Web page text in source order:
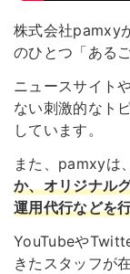
株式会社pamxy
のひとつ「ある
ニュースサイト
ない刺激的なト
しています。
また、pamxyは
か、オリジナル
運用代行などを
YouTubeや
きたスタッフが